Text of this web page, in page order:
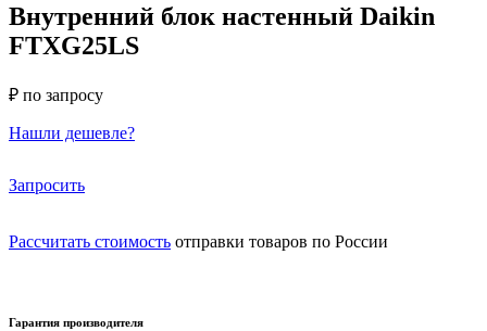
Внутренний блок настенный Daikin
FTXG25LS
₽ по запросу
Нашли дешевле?
Запросить
Рассчитать стоимость отправки товаров по России
Гарантия производителя